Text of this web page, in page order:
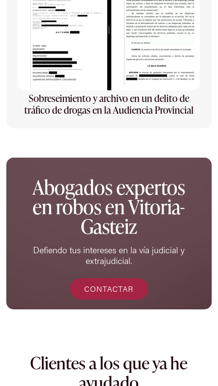
Sobreseimiento y archivo en un delito de
tráfico de drogas en la Audiencia Provincial
Abogados expertos
en robos en Vitoria-
Gasteiz
Defiendo tus intereses en la vía judicial y
extrajudicial.
CONTACTAR
Clientes a los que ya he